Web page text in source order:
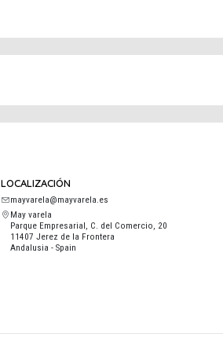
LOCALIZACIÓN
mayvarela@mayvarela.es
May varela
Parque Empresarial, C. del Comercio, 20
11407 Jerez de la Frontera
Andalusia - Spain